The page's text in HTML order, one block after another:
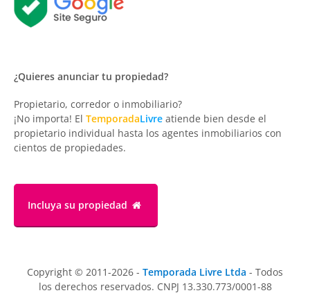
¿Quieres anunciar tu propiedad?
Propietario, corredor o inmobiliario?
¡No importa! El TemporadaLivre atiende bien desde el
propietario individual hasta los agentes inmobiliarios con
cientos de propiedades.
Incluya su propiedad
Copyright © 2011-2026 - Temporada Livre Ltda - Todos
los derechos reservados. CNPJ 13.330.773/0001-88